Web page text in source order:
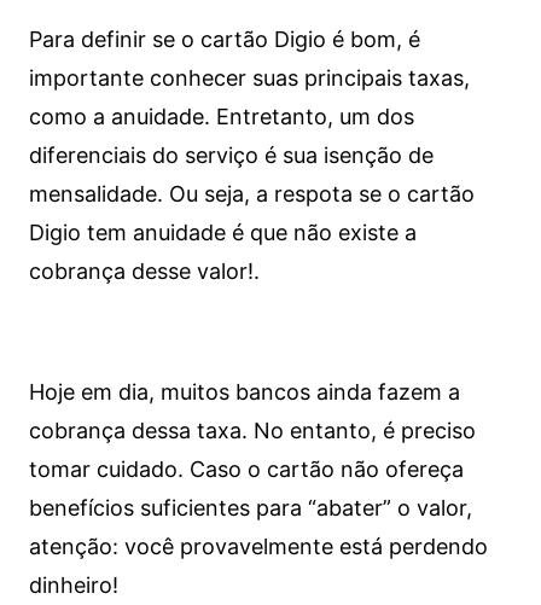
Para definir se o cartão Digio é bom, é
importante conhecer suas principais taxas,
como a anuidade. Entretanto, um dos
diferenciais do serviço é sua isenção de
mensalidade. Ou seja, a respota se o cartão
Digio tem anuidade é que não existe a
cobrança desse valor!.
Hoje em dia, muitos bancos ainda fazem a
cobrança dessa taxa. No entanto, é preciso
tomar cuidado. Caso o cartão não ofereça
benefícios suficientes para “abater” o valor,
atenção: você provavelmente está perdendo
dinheiro!